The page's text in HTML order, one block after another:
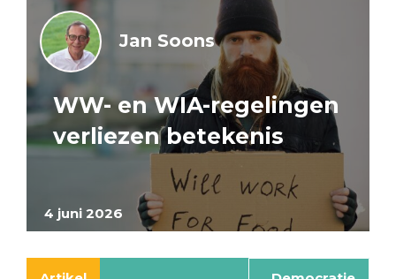
4 juni 2026
Jan Soons
WW- en WIA-regelingen
verliezen betekenis